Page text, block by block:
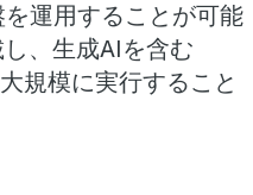
運用することが可能
、生成AIを含む
規模に実行すること